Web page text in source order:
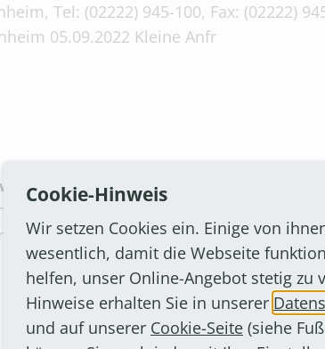
Tel: (02222) 945-100, Fax: (02222)
05.09.2022 Kleine Anfr
Tel: (02222) 945-100, Fax: (02222)
13.10.2022 Kleine Anfr
Cookie-Hinweis
Wir setzen Cookies ein. Einige von
wesentlich, damit die Webseite
helfen, unser Online-Angebot stetig zu
Hinweise erhalten Sie in unserer
und auf unserer Cookie-Seite (siehe